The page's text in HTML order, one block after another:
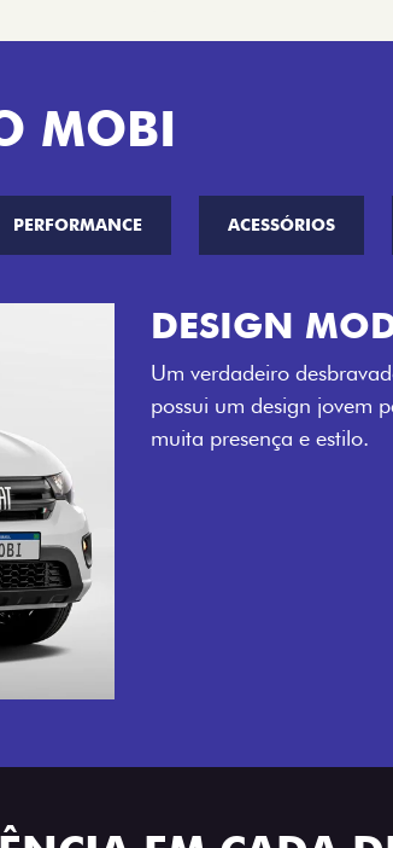
MOBI
PERFORMANCE ACESSÓRIOS
CINCO
O Fiat Mobi tem sempre
entre o Preto Vulcano,
Bari e Cinza Silverstone.